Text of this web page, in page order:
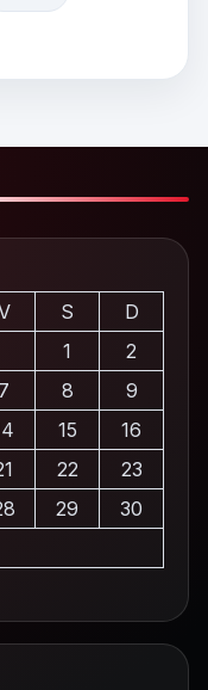
S
D
1
2
7 8
9
15
16
22
23
29
30